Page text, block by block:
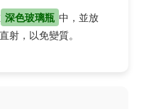
深色玻璃瓶 中，並放
射，以免變質。